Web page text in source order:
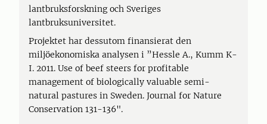
lantbruksforskning och Sveriges
lantbruksuniversitet.
Projektet har dessutom finansierat den
miljöekonomiska analysen i ”Hessle A., Kumm K-
I. 2011. Use of beef steers for profitable
management of biologically valuable semi-
natural pastures in Sweden. Journal for Nature
Conservation 131-136".